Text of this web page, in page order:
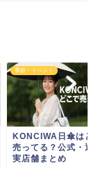
季節・イベント
PCF-C15Tと
SC15Tの違いを
解説！初心者に...